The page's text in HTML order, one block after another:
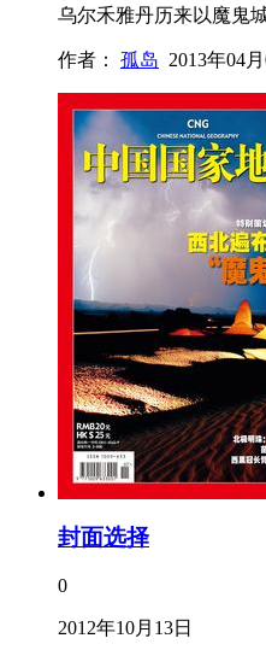
乌尔禾雅丹历来以魔鬼
作者： 孤岛 2013年04月
封面选择
0
2012年10月13日